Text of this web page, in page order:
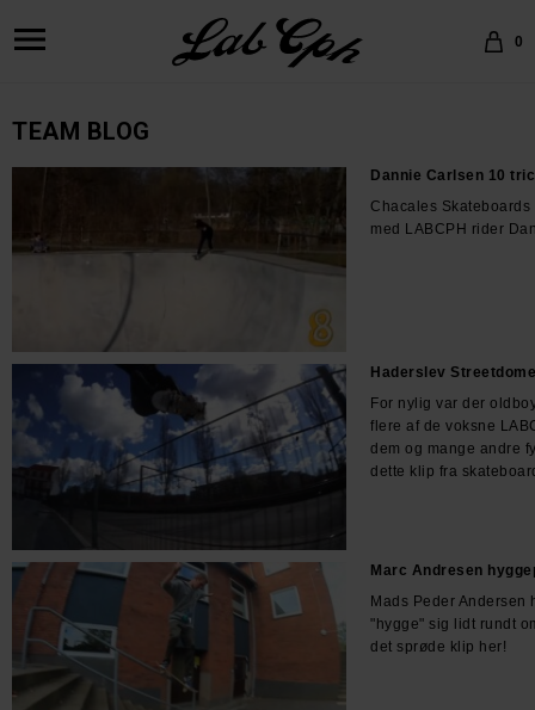
0
TEAM BLOG
Dannie Carlsen 10
Chacales
med LABCPH rider
Haderslev Streetdome
For nylig var der
flere af de voksne
dem og mange andre
dette klip fra
Marc Andresen
Mads Peder Andersen
"hygge" sig lidt rundt
det sprøde klip her!